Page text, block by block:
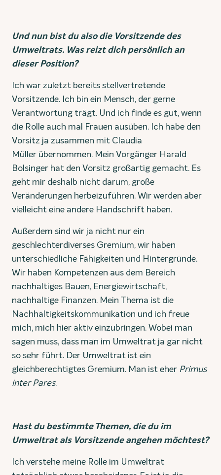
Und nun bist du also die Vorsitzende des
Umweltrats. Was reizt dich persönlich an
dieser Position?
Ich war zuletzt bereits stellvertretende
Vorsitzende. Ich bin ein Mensch, der gerne
Verantwortung trägt. Und ich finde es gut, wenn
die Rolle auch mal Frauen ausüben. Ich habe den
Vorsitz ja zusammen mit Claudia
Müller übernommen. Mein Vorgänger Harald
Bolsinger hat den Vorsitz großartig gemacht. Es
geht mir deshalb nicht darum, große
Veränderungen herbeizuführen. Wir werden aber
vielleicht eine andere Handschrift haben.
Außerdem sind wir ja nicht nur ein
geschlechterdiverses Gremium, wir haben
unterschiedliche Fähigkeiten und Hintergründe.
Wir haben Kompetenzen aus dem Bereich
nachhaltiges Bauen, Energiewirtschaft,
nachhaltige Finanzen. Mein Thema ist die
Nachhaltigkeitskommunikation und ich freue
mich, mich hier aktiv einzubringen. Wobei man
sagen muss, dass man im Umweltrat ja gar nicht
so sehr führt. Der Umweltrat ist ein
gleichberechtigtes Gremium. Man ist eher Primus
inter Pares.
Hast du bestimmte Themen, die du im
Umweltrat als Vorsitzende angehen möchtest?
Ich verstehe meine Rolle im Umweltrat